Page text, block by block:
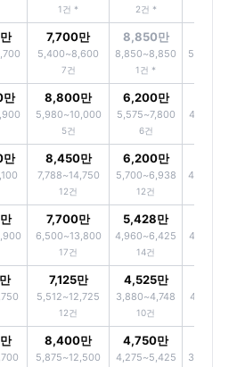
1건 * 2건 *
7,700만
5,400~8,600
7건
8,850만
8,850~8,850
1건 *
8,800만
5,980~10,000
5건
6,200만
5,575~7,800
6건
8,450만
7,788~14,750
12건
6,200만
5,700~6,938
12건
7,700만
6,500~13,800
17건
5,428만
4,960~6,425
14건
7,125만
5,512~12,725
12건
4,525만
3,880~4,748
10건
8,400만
5,875~12,500
4,750만
4,275~5,425